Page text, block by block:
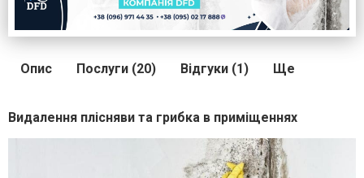
Опис Послуги (20) Відгуки (1) Ще
Видалення плісняви та грибка в приміщеннях